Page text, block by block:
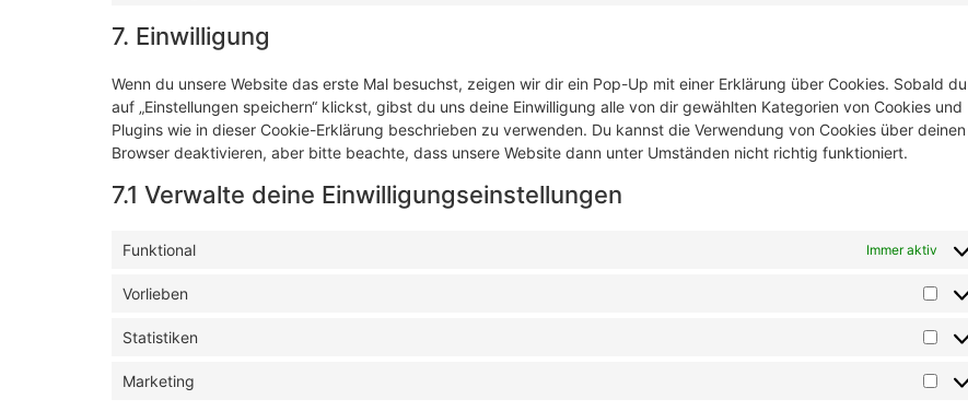
7. Einwilligung
Wenn du unsere Website das erste Mal besuchst, zeigen wir dir ein Pop-Up mit einer Erklärung über Cookies. Sobald du
auf „Einstellungen speichern“ klickst, gibst du uns deine Einwilligung alle von dir gewählten Kategorien von Cookies und
Plugins wie in dieser Cookie-Erklärung beschrieben zu verwenden. Du kannst die Verwendung von Cookies über deinen
Browser deaktivieren, aber bitte beachte, dass unsere Website dann unter Umständen nicht richtig funktioniert.
7.1 Verwalte deine Einwilligungseinstellungen
Funktional Immer aktiv
Vorlieben
Statistiken
Marketing